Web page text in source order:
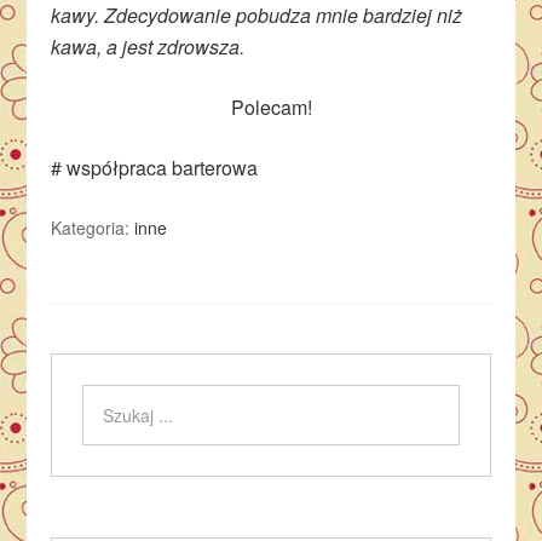
kawy. Zdecydowanie pobudza mnie bardziej niż
kawa, a jest zdrowsza.
Polecam!
# współpraca barterowa
Kategoria:inne